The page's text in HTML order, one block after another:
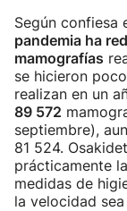
Según confiesa
pandemia ha
mamografías
se hicieron
realizan en un
89 572
septiembre),
81 524.
prácticamente
medidas de
la velocidad